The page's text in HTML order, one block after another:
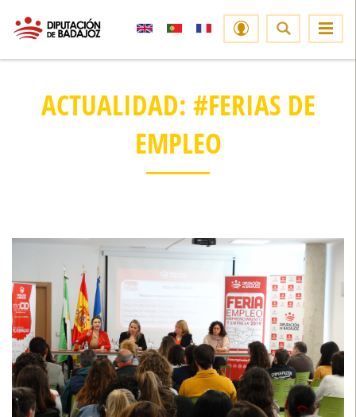
ACTUALIDAD: #FERIAS DE
EMPLEO